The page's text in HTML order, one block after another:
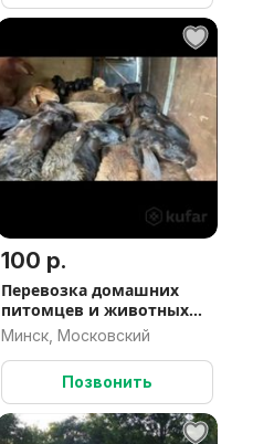
100 р.
Перевозка домашних
питомцев и животных
Минск
Минск, Московский
Позвонить